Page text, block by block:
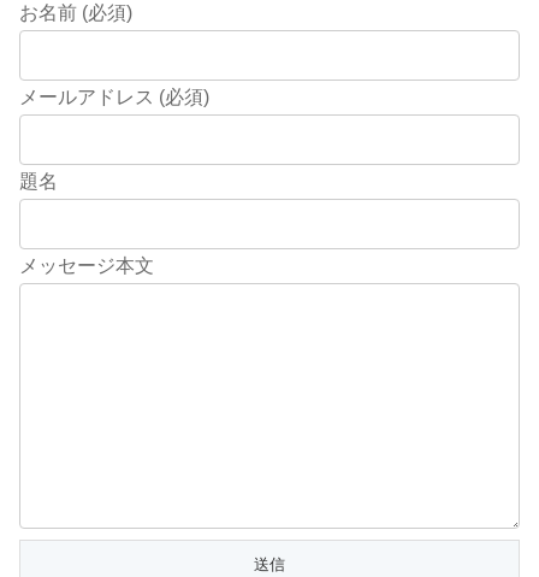
お名前 (必須)
メールアドレス (必須)
題名
メッセージ本文